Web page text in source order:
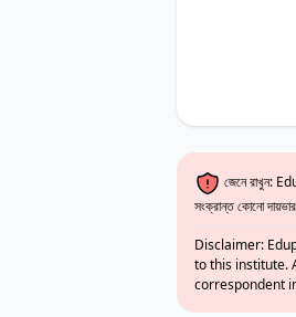
জেনে রাখুন:
সংক্রান্ত কোনো
Disclaimer:
to this institute.
correspondent